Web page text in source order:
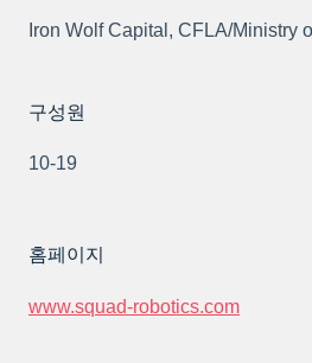
Iron Wolf Capital, CFLA/Ministry
구성원
10-19
홈페이지
www.squad-robotics.com